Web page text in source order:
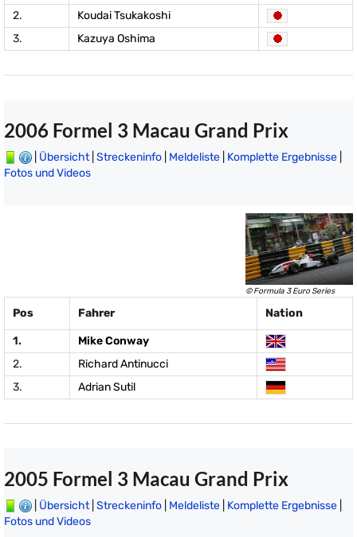
2.
Koudai Tsukakoshi
3.
Kazuya Oshima
2006 Formel 3 Macau Grand Prix
Übersicht| Streckeninfo Meldeliste Komplette Ergebnisse
Fotos und Videos
© Formula 3 Euro Series
Pos Fahrer Nation
1.
Mike Conway
2.
Richard Antinucci
3.
Adrian Sutil
2005 Formel 3 Macau Grand Prix
Übersicht| Streckeninfo Meldeliste Komplette Ergebnisse
Fotos und Videos